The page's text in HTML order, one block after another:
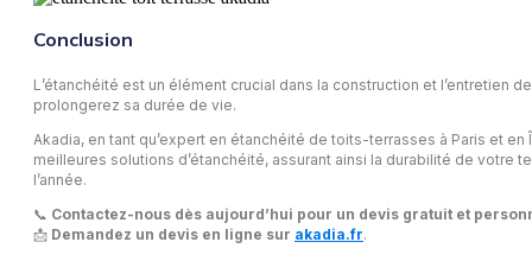
Conclusion
L’étanchéité est un élément crucial dans la construction et
prolongerez sa durée de vie.
Akadia, en tant qu’expert en étanchéité de toits-terrasses à Paris et
meilleures solutions d’étanchéité, assurant ainsi la durabilité de votre
l’année.
📞 Contactez-nous dès aujourd’hui pour un devis gratuit et
📩 Demandez un devis en ligne sur akadia.fr.